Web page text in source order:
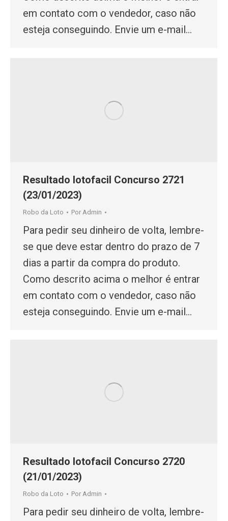
em contato com o vendedor, caso não
esteja conseguindo. Envie um e-mail…
Resultado lotofacil Concurso 2721
(23/01/2023)
Robo da Loto Por Admin
Para pedir seu dinheiro de volta, lembre-
se que deve estar dentro do prazo de 7
dias a partir da compra do produto.
Como descrito acima o melhor é entrar
em contato com o vendedor, caso não
esteja conseguindo. Envie um e-mail…
Resultado lotofacil Concurso 2720
(21/01/2023)
Robo da Loto Por Admin
Para pedir seu dinheiro de volta, lembre-